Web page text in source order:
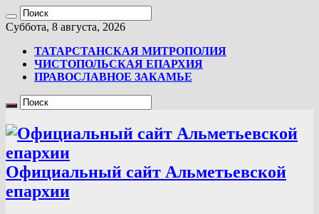
Суббота, 8 августа, 2026
ТАТАРСТАНСКАЯ МИТРОПОЛИЯ
ЧИСТОПОЛЬСКАЯ ЕПАРХИЯ
ПРАВОСЛАВНОЕ ЗАКАМЬЕ
Официальный сайт Альметьевской
епархии